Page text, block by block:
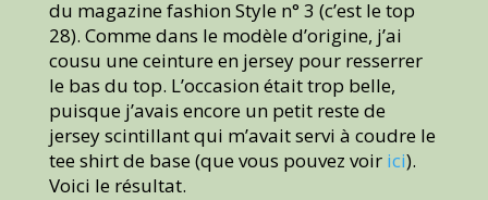
du magazine fashion Style n° 3 (c’est le top
28). Comme dans le modèle d’origine, j’ai
cousu une ceinture en jersey pour resserrer
le bas du top. L’occasion était trop belle,
puisque j’avais encore un petit reste de
jersey scintillant qui m’avait servi à coudre le
tee shirt de base (que vous pouvez voir ici).
Voici le résultat.